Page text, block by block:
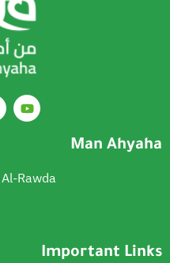
Man Ahyaha
Rawda
Important Links